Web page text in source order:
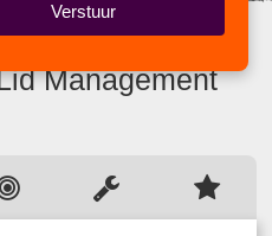
Management
Verstuur